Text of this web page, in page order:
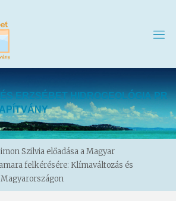
ÉS E RZSÉ BET H DROG EOLÓG A P R
PÍTVÁNY
Szilvia előadása a Magyar
felkérésére: Klímaváltozás és